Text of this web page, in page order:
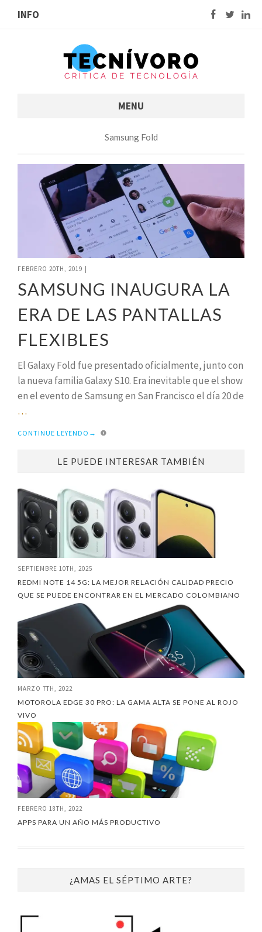
INFO
MENU
Samsung Fold
FEBRERO 20TH, 2019
SAMSUNG INAUGURA LA
ERA DE LAS PANTALLAS
FLEXIBLES
El Galaxy Fold fue presentado oficialmente, junto con
la nueva familia Galaxy S10. Era inevitable que el show
en el evento de Samsung en San Francisco el día 20 de
…
CONTINUE LEYENDO →
LE PUEDE INTERESAR TAMBIÉN
SEPTIEMBRE 10TH, 2025
REDMI NOTE 14 5G: LA MEJOR RELACIÓN CALIDAD PRECIO
QUE SE PUEDE ENCONTRAR EN EL MERCADO COLOMBIANO
MARZO 7TH, 2022
MOTOROLA EDGE 30 PRO: LA GAMA ALTA SE PONE AL ROJO
VIVO
FEBRERO 18TH, 2022
APPS PARA UN AÑO MÁS PRODUCTIVO
¿AMAS EL SÉPTIMO ARTE?